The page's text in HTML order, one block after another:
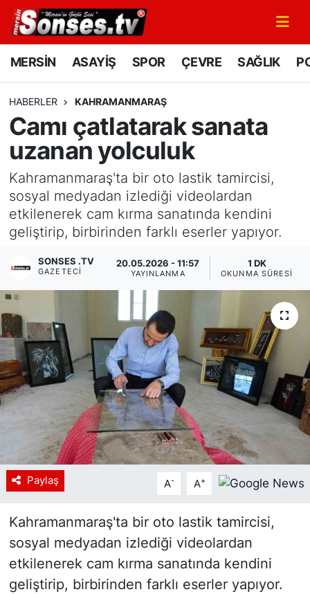
MERSİN ASAYİŞ SPOR ÇEVRE SAĞLIK
HABERLER KAHRAMANMARAŞ
Camı çatlatarak sanata
uzanan yolculuk
Kahramanmaraş'ta bir oto lastik tamircisi,
sosyal medyadan izlediği videolardan
etkilenerek cam kırma sanatında kendini
geliştirip, birbirinden farklı eserler yapıyor.
SONSES .TV
GAZETECI
20.05.2026 - 11:57
YAYINLANMA
1 DK
OKUNMA SÜRESI
Paylaş A- A+
Kahramanmaraş'ta bir oto lastik tamircisi,
sosyal medyadan izlediği videolardan
etkilenerek cam kırma sanatında kendini
geliştirip, birbirinden farklı eserler yapıyor.
MERSİN
SPOR
GÜNÜN MANŞETİ
DÜNYA
KÜLTÜR - SANAT
MAGAZİN
Siyaset
YEREL HABER
Haberde insan
Tanıtım
Mersin Nöbetçi Eczaneler
Mersin Namaz Vakitleri
Mersin Trafik Yoğunluk Haritası
Süper Lig Puan Durumu ve Fikstür
Tüm Manşetler
Son Dakika Haberleri